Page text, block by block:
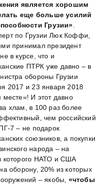
является хорошим
еще больше усилий
Грузии»
по Грузии Люк Коффи,
принимал президент
в курсе, что и
ПТРК уже давно – в
обороны Грузии
2017 и 23 января 2018
месте»! И этот давно
хлам, в 100 раз более
чем российский
7 – не подарок
союзников, а покупки
народа – на
которого НАТО и США
оборону, 20% из которых
– якобы, «чтобы